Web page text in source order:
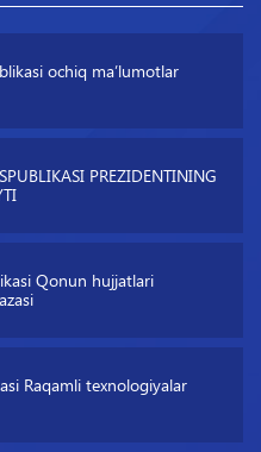
ochiq maʼlumotlar
PREZIDENTINING
Qonun hujjatlari
Raqamli texnologiyalar